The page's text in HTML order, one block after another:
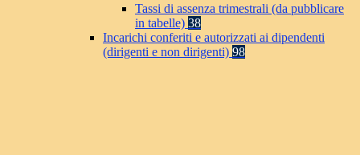
Tassi di assenza trimestrali (da pubblicare
in tabelle) 38
Incarichi conferiti e autorizzati ai dipendenti
(dirigenti e non dirigenti) 98